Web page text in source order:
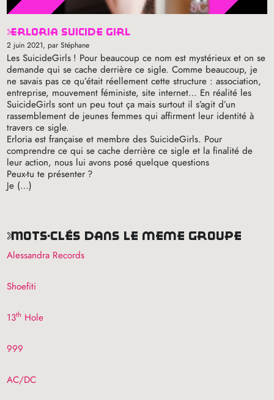
erloria suicide girl
2 juin 2021, par Stéphane
Les SuicideGirls ! Pour beaucoup ce nom est mystérieux et on se
demande qui se cache derrière ce sigle. Comme beaucoup, je
ne savais pas ce qu’était réellement cette structure : association,
entreprise, mouvement féministe, site internet… En réalité les
SuicideGirls sont un peu tout ça mais surtout il s’agit d’un
rassemblement de jeunes femmes qui affirment leur identité à
travers ce sigle.
Erloria est française et membre des SuicideGirls. Pour
comprendre ce qui se cache derrière ce sigle et la finalité de
leur action, nous lui avons posé quelque questions
Peux-tu te présenter ?
Je (…)
mots-clés dans le même groupe
Alessandra Records
Shoefiti
13th Hole
999
AC/DC